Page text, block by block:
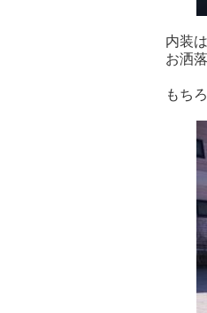
内装
お洒
もち